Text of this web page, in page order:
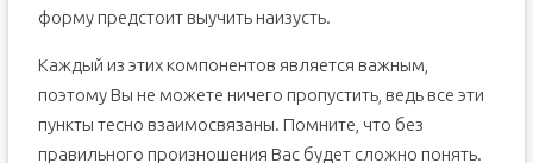
форму предстоит выучить наизусть.
Каждый из этих компонентов является важным,
поэтому Вы не можете ничего пропустить, ведь все эти
пункты тесно взаимосвязаны. Помните, что без
правильного произношения Вас будет сложно понять.